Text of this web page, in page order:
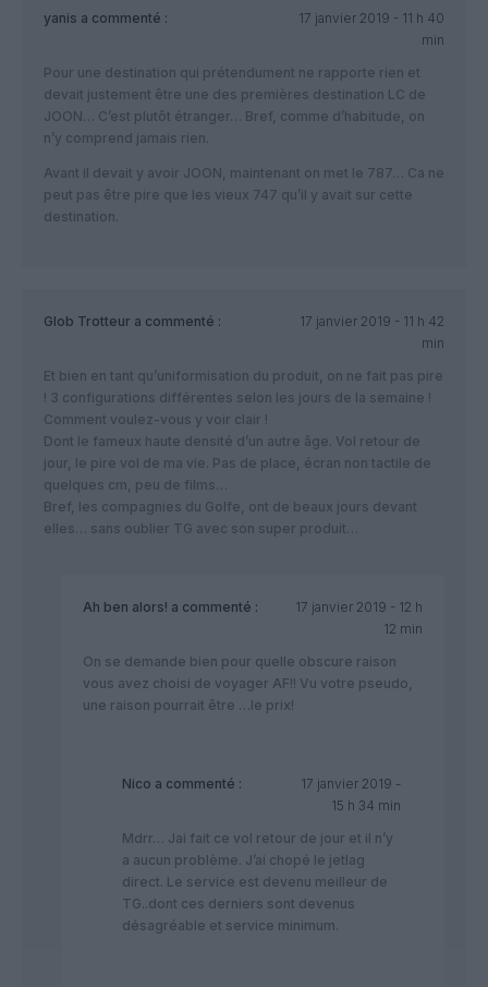
yanis a commenté :
17 janvier 2019 - 11 h 40
min
Pour une destination qui prétendument ne rapporte rien et
devait justement être une des premières destination LC de
JOON… C’est plutôt étranger… Bref, comme d’habitude, on
n’y comprend jamais rien.
Avant il devait y avoir JOON, maintenant on met le 787… Ca ne
peut pas être pire que les vieux 747 qu’il y avait sur cette
destination.
Glob Trotteur a commenté :
17 janvier 2019 - 11 h 42
min
Et bien en tant qu’uniformisation du produit, on ne fait pas pire
! 3 configurations différentes selon les jours de la semaine !
Comment voulez-vous y voir clair !
Dont le fameux haute densité d’un autre âge. Vol retour de
jour, le pire vol de ma vie. Pas de place, écran non tactile de
quelques cm, peu de films…
Bref, les compagnies du Golfe, ont de beaux jours devant
elles… sans oublier TG avec son super produit…
Ah ben alors! a commenté :
17 janvier 2019 - 12 h
12 min
On se demande bien pour quelle obscure raison
vous avez choisi de voyager AF!! Vu votre pseudo,
une raison pourrait être …le prix!
Nico a commenté :
17 janvier 2019 -
15 h 34 min
Mdrr… Jai fait ce vol retour de jour et il n’y
a aucun problème. J’ai chopé le jetlag
direct. Le service est devenu meilleur de
TG..dont ces derniers sont devenus
désagréable et service minimum.